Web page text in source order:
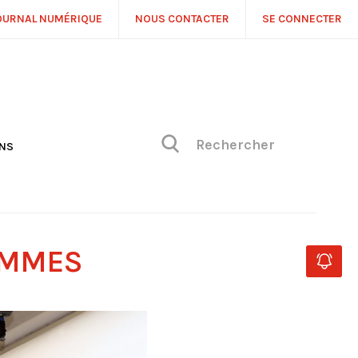
NUMÉRIQUE NOUS CONTACTER SE CONNECTER